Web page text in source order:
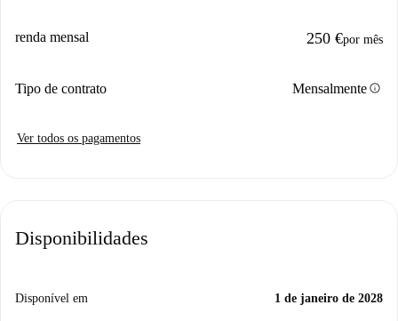
renda mensal 250 €por mês
Tipo de contrato Mensalmenteinfo
Ver todos os pagamentos
Disponibilidades
Disponível em 1 de janeiro de 2028